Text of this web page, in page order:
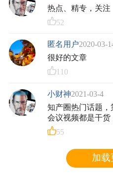
热点、精专，关注
52
匿名用户2020-03-
很好的文章
110
小财神2021-03-4
知产圈热门话题，
会议视频都是干
55
加载